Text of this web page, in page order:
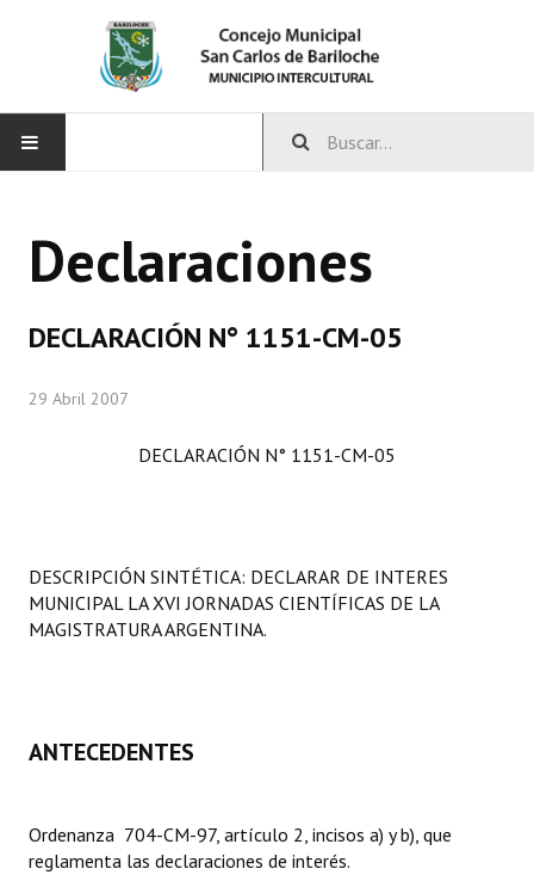
CONCEJO
Comisiones Especiales
LEGISLACIÓN
Carta Orgánica 2007
Digesto
Declaraciones
DECLARACIÓN N° 1151-CM-05
29 Abril 2007
DECLARACIÓN N° 1151-CM-05
DESCRIPCIÓN SINTÉTICA: DECLARAR DE INTERES
MUNICIPAL LA XVI JORNADAS CIENTÍFICAS DE LA
MAGISTRATURA ARGENTINA.
ANTECEDENTES
Ordenanza 704-CM-97, artículo 2, incisos a) y b), que
reglamenta las declaraciones de interés.